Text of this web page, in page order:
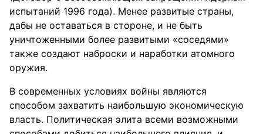
испытаний 1996 года). Менее развитые страны,
дабы не оставаться в стороне, и не быть
уничтоженными более развитыми «соседями»
также создают наброски и наработки атомного
оружия.
В современных условиях войны являются
способом захватить наибольшую экономическую
власть. Политическая элита всеми возможными